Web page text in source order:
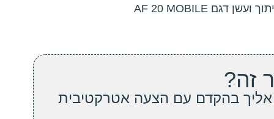
זה?
בהקדם עם הצעה אטרקטיבית